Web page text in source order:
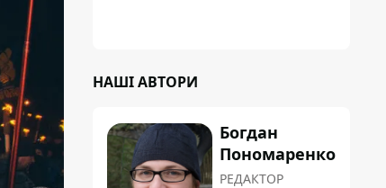
НАШІ АВТОРИ
Богдан
Пономаренко
РЕДАКТОР